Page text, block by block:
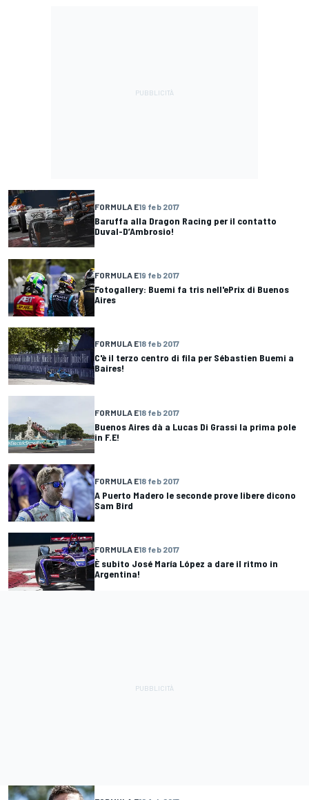
FORMULA E19 feb 2017
Baruffa alla Dragon Racing per il contatto
Duval-D’Ambrosio!
FORMULA E19 feb 2017
Fotogallery: Buemi fa tris nell'ePrix di Buenos
Aires
FORMULA E18 feb 2017
C'è il terzo centro di fila per Sébastien Buemi a
Baires!
FORMULA E18 feb 2017
Buenos Aires dà a Lucas Di Grassi la prima pole
in F.E!
FORMULA E18 feb 2017
A Puerto Madero le seconde prove libere dicono
Sam Bird
FORMULA E18 feb 2017
È subito José María López a dare il ritmo in
Argentina!